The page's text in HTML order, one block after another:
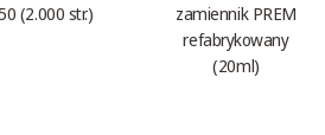
(2.000 str.)
zamiennik PREM
refabrykowany
(20ml)